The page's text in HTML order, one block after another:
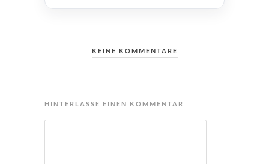
KEINE KOMMENTARE
HINTERLASSE EINEN KOMMENTAR